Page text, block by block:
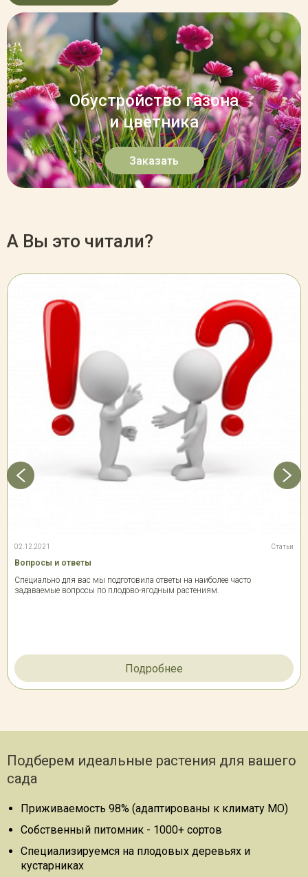
Обустройство газона
и цветника
Заказать
А Вы это читали?
02.12.2021 Статьи
Вопросы и ответы
Специально для вас мы подготовила ответы на наиболее часто
задаваемые вопросы по плодово-ягодным растениям.
Подробнее
Подберем идеальные растения для вашего
сада
Приживаемость 98% (адаптированы к климату МО)
Собственный питомник - 1000+ сортов
Специализируемся на плодовых деревьях и
кустарниках